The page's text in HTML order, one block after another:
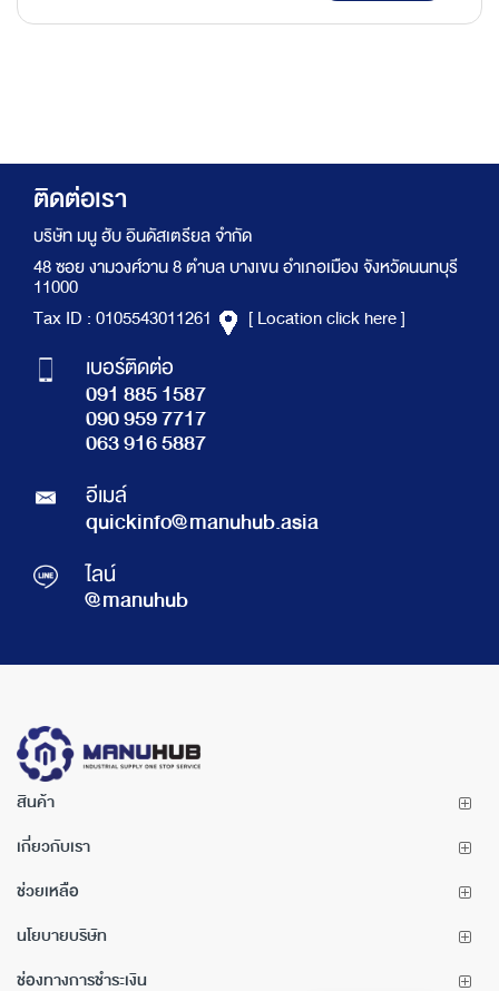
ติดต่อเรา
บริษัท มนู ฮับ อินดัสเตรียล จำกัด
48 ซอย งามวงศ์วาน 8 ตำบล บางเขน อำเภอเมือง จังหวัดนนทบุรี
11000
Tax ID : 0105543011261
[ Location click here ]
เบอร์ติดต่อ
091 885 1587
090 959 7717
063 916 5887
อีเมล์
quickinfo@manuhub.asia
ไลน์
@manuhub
สินค้า
เกี่ยวกับเรา
ช่วยเหลือ
นโยบายบริษัท
ช่องทางการชำระเงิน